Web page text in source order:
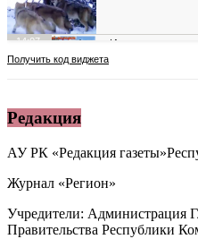
Редакция
АУ РК «Редакция
Журнал «Регион»
Учредители: Администрация
Правительства Республики